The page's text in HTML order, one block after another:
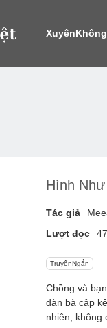
XuyênKhông
Hình
Tác giả
Lượt đọc
TruyệnNgắn
Chồng và
đàn bà cập
nhiên, không